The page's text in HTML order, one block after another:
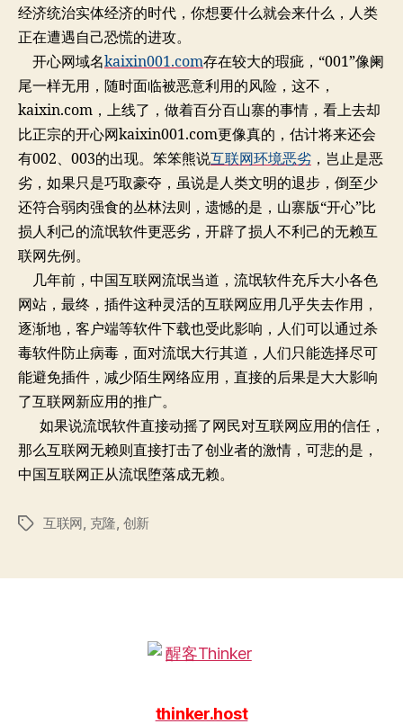
氓
成
无
赖
经济统治实体经济的时代，你想要什么就会来什么，人类
正在遭遇自己恐慌的进攻。
开心网域名kaixin001.com存在较大的瑕疵，“001”像阑
尾一样无用，随时面临被恶意利用的风险，这不，
kaixin.com，上线了，做着百分百山寨的事情，看上去却
比正宗的开心网kaixin001.com更像真的，估计将来还会
有002、003的出现。笨笨熊说互联网环境恶劣 ，岂止是恶
劣，如果只是巧取豪夺，虽说是人类文明的退步，倒至少
还符合弱肉强食的丛林法则，遗憾的是，山寨版“开心”比
损人利己的流氓软件更恶劣，开辟了损人不利己的无赖互
联网先例。
几年前，中国互联网流氓当道，流氓软件充斥大小各色
网站，最终，插件这种灵活的互联网应用几乎失去作用，
逐渐地，客户端等软件下载也受此影响，人们可以通过杀
毒软件防止病毒，面对流氓大行其道，人们只能选择尽可
能避免插件，减少陌生网络应用，直接的后果是大大影响
了互联网新应用的推广。
如果说流氓软件直接动摇了网民对互联网应用的信任，
那么互联网无赖则直接打击了创业者的激情，可悲的是，
中国互联网正从流氓堕落成无赖。
标
互联网 克隆 创新
thinker.host